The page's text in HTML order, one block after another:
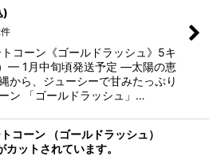
)
件
コーン《ゴールドラッシュ》5キ
— 1月中旬頃発送予定 —太陽の恵
から、ジューシーで甘みたっぷり
ン 「ゴールドラッシュ」…
コーン （ゴールドラッシュ）
トされています。